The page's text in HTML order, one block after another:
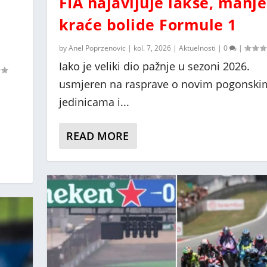
bolide Formule...
najbrži Ducati
ka vrhu, timovi odb...
uspostavljen proces...
bili su prekretnice z...
kraće bolide Formule 1
byAnel Poprzenovic | kol. 7, 2026| Aktuelnosti | 0 |
Iako je veliki dio pažnje u sezoni 2026.
usmjeren na rasprave o novim
jedinicama i...
READ MORE